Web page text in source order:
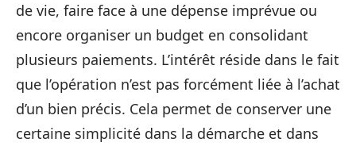
de vie, faire face à une dépense imprévue ou
encore organiser un budget en consolidant
plusieurs paiements. L’intérêt réside dans le fait
que l’opération n’est pas forcément liée à l’achat
d’un bien précis. Cela permet de conserver une
certaine simplicité dans la démarche et dans